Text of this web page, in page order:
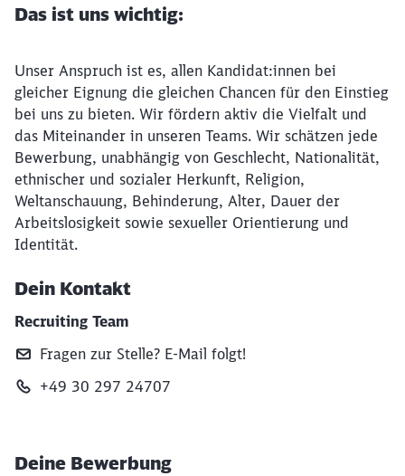
Das ist uns wichtig:
Unser Anspruch ist es, allen Kandidat:innen bei
gleicher Eignung die gleichen Chancen für den Einstieg
bei uns zu bieten. Wir fördern aktiv die Vielfalt und
das Miteinander in unseren Teams. Wir schätzen jede
Bewerbung, unabhängig von Geschlecht, Nationalität,
ethnischer und sozialer Herkunft, Religion,
Weltanschauung, Behinderung, Alter, Dauer der
Arbeitslosigkeit sowie sexueller Orientierung und
Identität.
Dein Kontakt
Recruiting Team
Fragen zur Stelle? E‑Mail folgt!
+49 30 297 24707
Deine Bewerbung